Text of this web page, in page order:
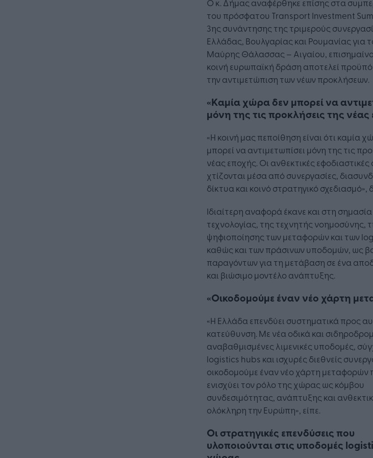
Ο κ. Δήμας αναφέρθηκε επίσης στα
του πρόσφατου Transport Investment
3ης συνάντησης της τριμερούς
Ελλάδας, Βουλγαρίας και Ρουμανίας για
Μαύρης Θάλασσας – Αιγαίου,
κοινή ευρωπαϊκή δράση αποτελεί
την αντιμετώπιση των νέων προκλήσεων.
«Kαμία χώρα δεν μπορεί να
μόνη της τις προκλήσεις της νέας
«Η κοινή μας πεποίθηση είναι ότι καμία
μπορεί να αντιμετωπίσει μόνη της τις
νέας εποχής. Οι ανθεκτικές εφοδιαστικές
χτίζονται μέσα από συνεργασίες,
δίκτυα και κοινό στρατηγικό σχεδιασμό»,
Ιδιαίτερη αναφορά έκανε και στη
τεχνολογίας, της τεχνητής νοημοσύνης,
ψηφιοποίησης των μεταφορών και των
καθώς και των πράσινων υποδομών, ως
παραγόντων για τη μετάβαση σε ένα
και βιώσιμο μοντέλο ανάπτυξης.
«Οικοδομούμε έναν νέο χάρτη
«Η Ελλάδα επενδύει συστηματικά προς
κατεύθυνση. Με νέα οδικά και
αναβαθμισμένες λιμενικές υποδομές,
logistics hubs και ισχυρές διεθνείς
οικοδομούμε έναν νέο χάρτη μεταφορών
ενισχύει τον ρόλο της χώρας ως κόμβου
συνδεσιμότητας, ανάπτυξης και
ολόκληρη την Ευρώπη», είπε.
Οι στρατηγικές επενδύσεις που
υλοποιούνται στις υποδομές